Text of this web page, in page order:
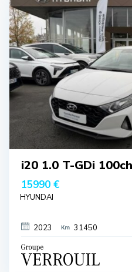
i20 1.0 T-GDi
15990 €
HYUNDAI
2023 31450